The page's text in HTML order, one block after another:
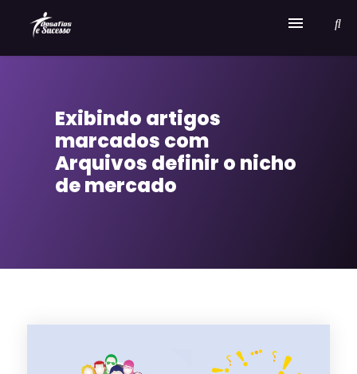
Serviços
Sobre Desafios e Sucesso
Exibindo artigos
marcados com
Arquivos definir o nicho
de mercado